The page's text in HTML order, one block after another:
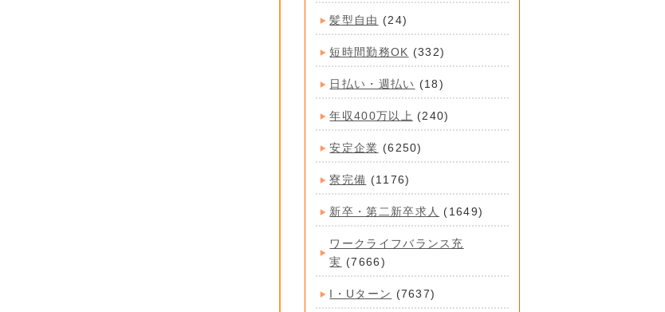
髪型自由 (24)
短時間勤務OK (332)
日払い・週払い (18)
年収400万以上 (240)
安定企業 (6250)
寮完備 (1176)
新卒・第二新卒求人 (1649)
ワークライフバランス充
実 (7666)
I・Uターン (7637)